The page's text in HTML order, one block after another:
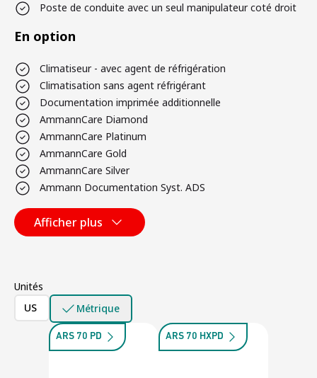
Poste de conduite avec un seul manipulateur coté droit
En option
Climatiseur - avec agent de réfrigération
Climatisation sans agent réfrigérant
Documentation imprimée additionnelle
AmmannCare Diamond
AmmannCare Platinum
AmmannCare Gold
AmmannCare Silver
Ammann Documentation Syst. ADS
Afficher plus
Unités
US
Métrique
ARS 70 PD ARS 70 HXPD